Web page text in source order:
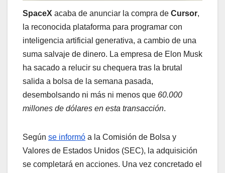
SpaceX acaba de anunciar la compra de Cursor,
la reconocida plataforma para programar con
inteligencia artificial generativa, a cambio de una
suma salvaje de dinero. La empresa de Elon Musk
ha sacado a relucir su chequera tras la brutal
salida a bolsa de la semana pasada,
desembolsando ni más ni menos que 60.000
millones de dólares en esta transacción.
Según se informó a la Comisión de Bolsa y
Valores de Estados Unidos (SEC), la adquisición
se completará en acciones. Una vez concretado el